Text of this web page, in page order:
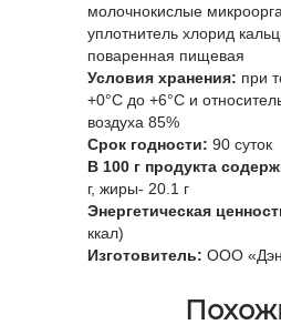
молочнокислые
уплотнитель хлорид
поваренная пищевая
Условия хранения: при
+0°С до +6°С и
воздуха 85%
Срок годности: 90 суток
В 100 г продукта
г, жиры- 20.1 г
Энергетическая
ккал)
Изготовитель: ООО